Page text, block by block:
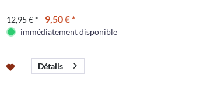
12,95 € * 9,50 € *
immédiatement disponible
Détails